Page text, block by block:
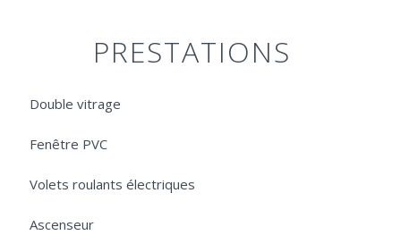
PRESTATIONS
Double vitrage
Fenêtre PVC
Volets roulants électriques
Ascenseur